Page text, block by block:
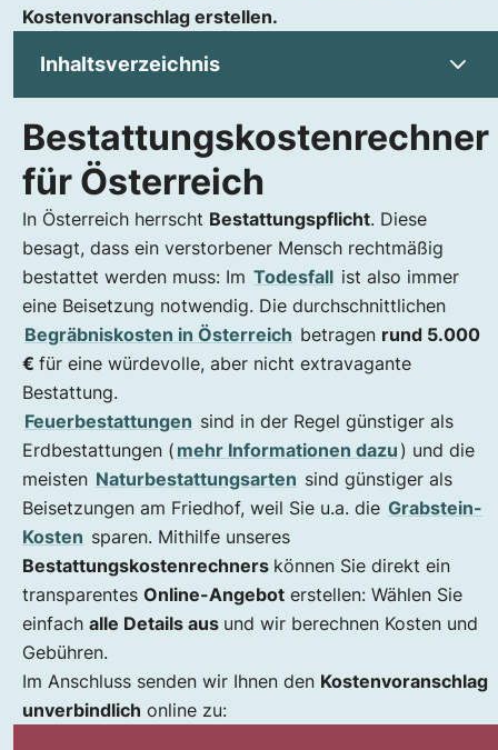
Kostenvoranschlag erstellen.
Inhaltsverzeichnis
Bestattungskostenrechner für Österreich
Welche Bestattungsart kostet wie viel?
Über Benu – Bestattung und Vorsorge
Bestattungskostenrechner
für Österreich
In Österreich herrscht Bestattungspflicht. Diese
besagt, dass ein verstorbener Mensch rechtmäßig
bestattet werden muss: Im Todesfall ist also immer
eine Beisetzung notwendig. Die durchschnittlichen
Begräbniskosten in Österreich betragen rund 5.000
€ für eine würdevolle, aber nicht extravagante
Bestattung.
Feuerbestattungen sind in der Regel günstiger als
Erdbestattungen ( mehr Informationen dazu ) und die
meisten Naturbestattungsarten sind günstiger als
Beisetzungen am Friedhof, weil Sie u.a. die Grabstein-
Kosten sparen. Mithilfe unseres
Bestattungskostenrechners können Sie direkt ein
transparentes Online-Angebot erstellen: Wählen Sie
einfach alle Details aus und wir berechnen Kosten und
Gebühren.
Im Anschluss senden wir Ihnen den Kostenvoranschlag
unverbindlich online zu: